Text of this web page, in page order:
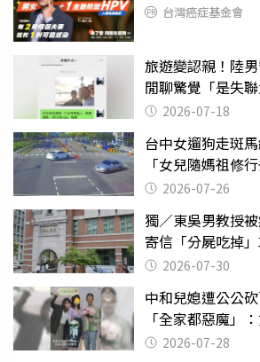
台灣癌症基金會
旅遊變認親！陸
閒聊驚覺「是失
2026-07-18
台中女遛狗走斑
「女兒隨媽祖修
致死判9月
2026-07-26
獨／東吳男教授
寄信「分屍吃掉
關 2026-07-30
中和兒媳遭公公
「全家都惡魔」
摔東西
2026-07-28